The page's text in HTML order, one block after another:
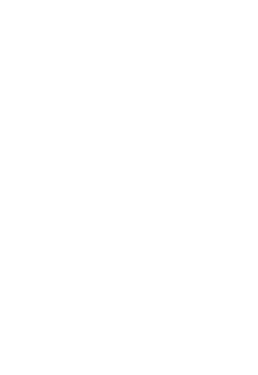
Antipasto Quattro - Format familial